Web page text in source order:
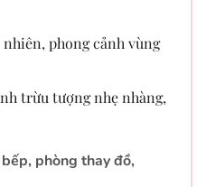
phong cảnh vùng
trừu tượng nhẹ nhàng,
phòng thay đồ,